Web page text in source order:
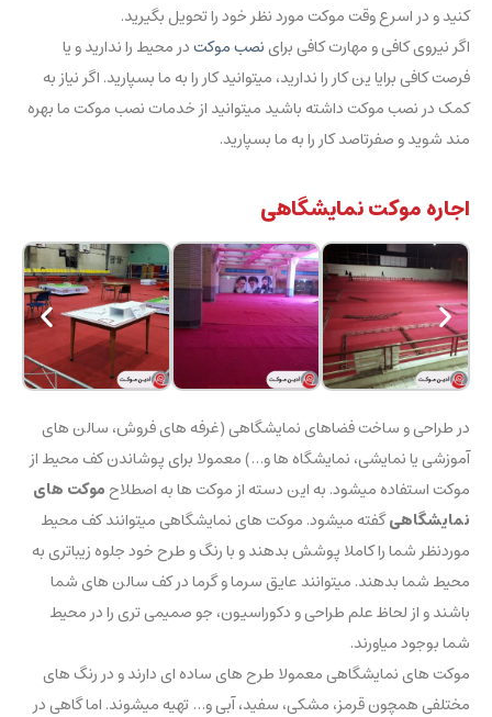
کنید و در اسرع وقت موکت مورد نظر خود را تحویل بگیرید.
اگر نیروی کافی و مهارت کافی براینصب موکتدر محیط را ندارید و یا
فرصت کافی برایا ین کار را ندارید، میتوانید کار را به ما بسپارید. اگر نیاز به
کمک در نصب موکت داشته باشید میتوانید از خدمات نصب موکت ما بهره
مند شوید و صفرتاصد کار را به ما بسپارید.
اجاره موکت نمایشگاهی
در طراحی و ساخت فضاهای نمایشگاهی (غرفه های فروش، سالن های
آموزشی یا نمایشی، نمایشگاه ها و…) معمولا برای پوشاندن کف محیط از
موکت استفاده میشود. به این دسته از موکت ها به اصطلاحموکت های
نمایشگاهیگفته میشود. موکت های نمایشگاهی میتوانند کف محیط
موردنظر شما را کاملا پوشش بدهند و با رنگ و طرح خود جلوه زیباتری به
محیط شما بدهند. میتوانند عایق سرما و گرما در کف سالن های شما
باشند و از لحاظ علم طراحی و دکوراسیون، جو صمیمی تری را در محیط
شما بوجود میاورند.
موکت های نمایشگاهی معمولا طرح های ساده ای دارند و در رنگ های
مختلفی همچون قرمز، مشکی، سفید، آبی و… تهیه میشوند. اما گاهی در